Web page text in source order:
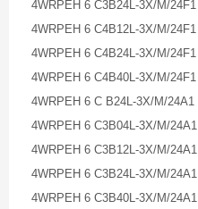
4WRPEH 6 C3B24L-3X/M/24F1
4WRPEH 6 C4B12L-3X/M/24F1
4WRPEH 6 C4B24L-3X/M/24F1
4WRPEH 6 C4B40L-3X/M/24F1
4WRPEH 6 C B24L-3X/M/24A1
4WRPEH 6 C3B04L-3X/M/24A1
4WRPEH 6 C3B12L-3X/M/24A1
4WRPEH 6 C3B24L-3X/M/24A1
4WRPEH 6 C3B40L-3X/M/24A1